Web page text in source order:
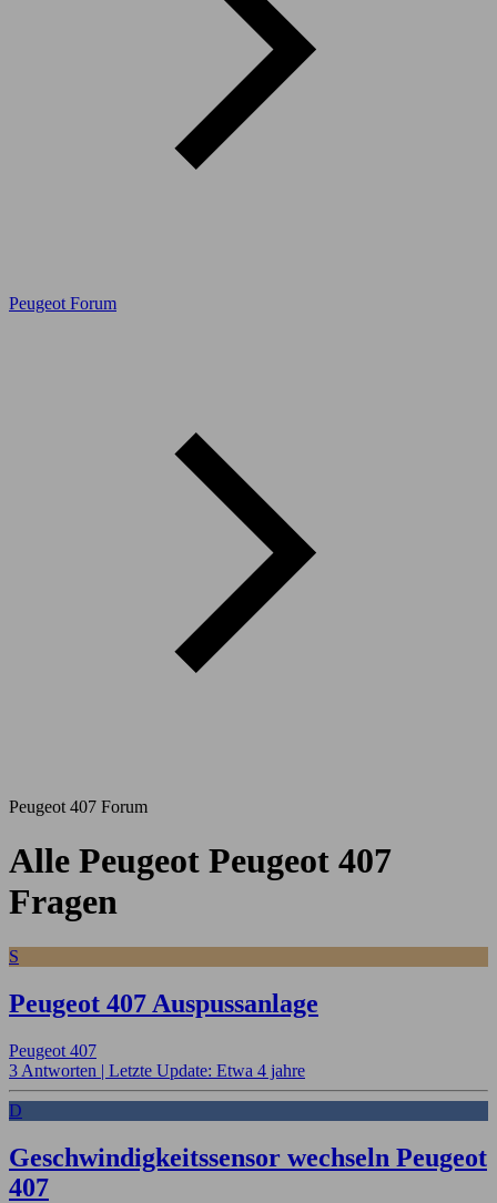
Peugeot Forum
Peugeot 407 Forum
Alle Peugeot Peugeot 407
Fragen
S
Peugeot 407 Auspussanlage
Peugeot 407
3 Antworten | Letzte Update: Etwa 4 jahre
D
Geschwindigkeitssensor wechseln Peugeot
407